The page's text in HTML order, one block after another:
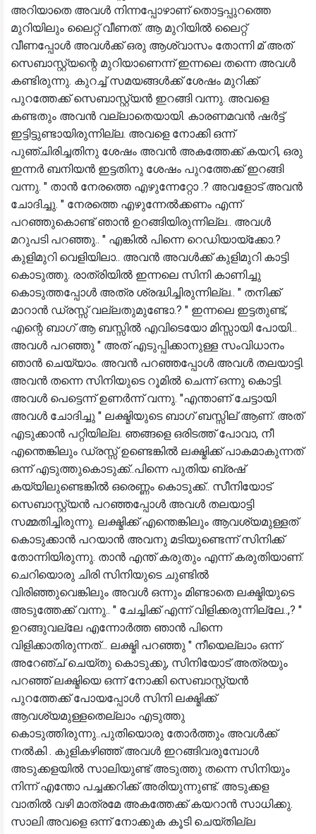
അറിയാതെ അവൾ നിന്നപ്പോഴാണ് തൊട്ടപ്പുറത്തെ
മുറിയിലും ലൈറ്റ് വീണത്. ആ മുറിയിൽ ലൈറ്റ്
വീണപ്പോൾ അവൾക്ക് ഒരു ആശ്വാസം തോന്നി മ് അത്
സെബാസ്റ്റ്യന്റെ മുറിയാണെന്ന് ഇന്നലെ തന്നെ അവൾ
കണ്ടിരുന്നു. കുറച്ച് സമയങ്ങൾക്ക് ശേഷം മുറിക്ക്
പുറത്തേക്ക് സെബാസ്റ്റ്യൻ ഇറങ്ങി വന്നു. അവളെ
കണ്ടതും അവൻ വല്ലാതെയായി. കാരണമവൻ ഷർട്ട്
ഇട്ടിട്ടുണ്ടായിരുന്നില്ല. അവളെ നോക്കി ഒന്ന്
പുഞ്ചിരിച്ചതിനു ശേഷം അവൻ അകത്തേക്ക് കയറി, ഒരു
ഇന്നർ ബനിയൻ ഇട്ടതിനു ശേഷം പുറത്തേക്ക് ഇറങ്ങി
വന്നു. " താൻ നേരത്തെ എഴുന്നേറ്റോ .? അവളോട് അവൻ
ചോദിച്ചു. " നേരത്തെ എഴുന്നേൽക്കണം എന്ന്
പറഞ്ഞുകൊണ്ട് ഞാൻ ഉറങ്ങിയിരുന്നില്ല.. അവൾ
മറുപടി പറഞ്ഞു.. " എങ്കിൽ പിന്നെ റെഡിയായ്ക്കോ.?
കുളിമുറി വെളിയിലാ.. അവൻ അവൾക്ക് കുളിമുറി കാട്ടി
കൊടുത്തു. രാത്രിയിൽ ഇന്നലെ സിനി കാണിച്ചു
കൊടുത്തപ്പോൾ അത്ര ശ്രദ്ധിച്ചിരുന്നില്ല.. " തനിക്ക്
മാറാൻ ഡ്രസ്സ് വല്ലതുമുണ്ടോ.? " ഇന്നലെ ഇട്ടതുണ്ട്,
എന്റെ ബാഗ് ആ ബസ്സിൽ എവിടെയോ മിസ്സായി പോയി...
അവൾ പറഞ്ഞു " അത് എടുപ്പിക്കാനുള്ള സംവിധാനം
ഞാൻ ചെയ്യാം. അവൻ പറഞ്ഞപ്പോൾ അവൾ തലയാട്ടി.
അവൻ തന്നെ സിനിയുടെ റൂമിൽ ചെന്ന് ഒന്നു കൊട്ടി.
അവൾ പെട്ടെന്ന് ഉണർന്ന് വന്നു. "എന്താണ് ചേട്ടായി
അവൾ ചോദിച്ചു " ലക്ഷ്മിയുടെ ബാഗ് ബസ്സില് ആണ്. അത്
എടുക്കാൻ പറ്റിയില്ല. ഞങ്ങളെ ഒരിടത്ത് പോവാ, നീ
എന്തെങ്കിലും ഡ്രസ്സ് ഉണ്ടെങ്കിൽ ലക്ഷ്മിക്ക് പാകമാകുന്നത്
ഒന്ന് എടുത്തുകൊടുക്ക്..പിന്നെ പുതിയ ബ്രഷ്
കയ്യിലുണ്ടെങ്കിൽ ഒരെണ്ണം കൊടുക്ക്.. സീനിയോട്
സെബാസ്റ്റ്യൻ പറഞ്ഞപ്പോൾ അവൾ തലയാട്ടി
സമ്മതിച്ചിരുന്നു. ലക്ഷ്മിക്ക് എന്തെങ്കിലും ആവശ്യമുള്ളത്
കൊടുക്കാൻ പറയാൻ അവനു മടിയുണ്ടെന്ന് സിനിക്ക്
തോന്നിയിരുന്നു. താൻ എന്ത് കരുതും എന്ന് കരുതിയാണ്.
ചെറിയൊരു ചിരി സിനിയുടെ ചുണ്ടിൽ
വിരിഞ്ഞുവെങ്കിലും അവൾ ഒന്നും മിണ്ടാതെ ലക്ഷ്മിയുടെ
അടുത്തേക്ക് വന്നു.. " ചേച്ചിക്ക് എന്ന് വിളിക്കരുന്നില്ലേ..,? "
ഉറങ്ങുവല്ലേ എന്നോർത്ത ഞാൻ പിന്നെ
വിളിക്കാതിരുന്നത്... ലക്ഷ്മി പറഞ്ഞു " നീയെല്ലാം ഒന്ന്
അറേഞ്ച് ചെയ്തു കൊടുക്കു, സിനിയോട് അത്രയും
പറഞ്ഞ് ലക്ഷ്മിയെ ഒന്ന് നോക്കി സെബാസ്റ്റ്യൻ
പുറത്തേക്ക് പോയപ്പോൾ സിനി ലക്ഷ്മിക്ക്
ആവശ്യമുള്ളതെല്ലാം എടുത്തു
കൊടുത്തിരുന്നു..പുതിയൊരു തോർത്തും അവൾക്ക്
നൽകി . കുളികഴിഞ്ഞ് അവൾ ഇറങ്ങിവരുമ്പോൾ
അടുക്കളയിൽ സാലിയുണ്ട് അടുത്തു തന്നെ സിനിയും
നിന്ന് എന്തോ പച്ചക്കറിക്ക് അരിയുന്നുണ്ട്. അടുക്കള
വാതിൽ വഴി മാത്രമേ അകത്തേക്ക് കയറാൻ സാധിക്കു.
സാലി അവളെ ഒന്ന് നോക്കുക കൂടി ചെയ്തില്ല